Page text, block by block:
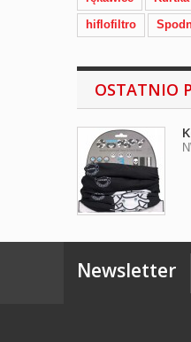
hiflofiltro
OSTATNIO
Newsletter